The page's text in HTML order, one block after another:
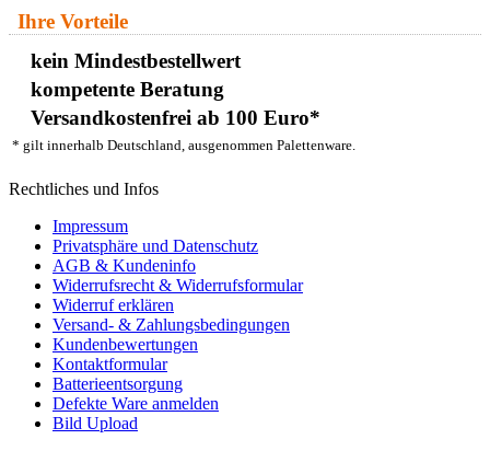
Ihre Vorteile
kein Mindestbestellwert
kompetente Beratung
Versandkostenfrei ab 100 Euro*
* gilt innerhalb Deutschland, ausgenommen Palettenware.
Rechtliches und Infos
Impressum
Privatsphäre und Datenschutz
AGB & Kundeninfo
Widerrufsrecht & Widerrufsformular
Widerruf erklären
Versand- & Zahlungsbedingungen
Kundenbewertungen
Kontaktformular
Batterieentsorgung
Defekte Ware anmelden
Bild Upload